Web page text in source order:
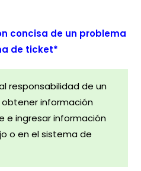
concisa de un problema
de ticket*
responsabilidad de un
información
e ingresar información
o en el sistema de